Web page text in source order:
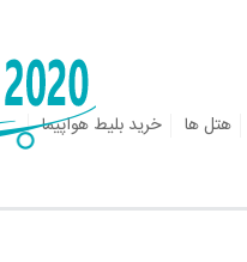
هتل ها
خرید بلیط هواپیما